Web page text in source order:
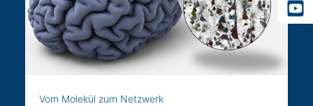
Vom Molekül zum Netzwerk